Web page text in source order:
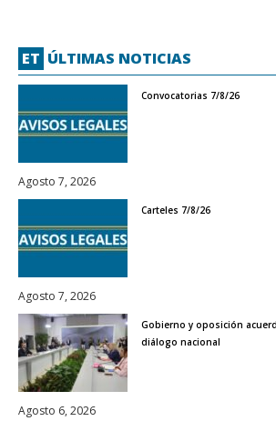
ET ÚLTIMAS NOTICIAS
Convocatorias 7/8/26
Agosto 7, 2026
Carteles 7/8/26
Agosto 7, 2026
Gobierno y oposición
diálogo nacional
Agosto 6, 2026